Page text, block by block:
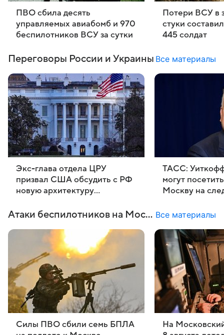
ПВО сбила десять
управляемых авиабомб и 970
беспилотников ВСУ за сутки
Потери ВСУ в
стуки
445 солдат
Переговоры России и Украины⁠ Все материалы
Экс-глава отдела ЦРУ
призвал США обсудить с РФ
новую архитектуру
ТАСС:
могут
Москву на
Атаки беспилотников на Москву Все материалы
Силы ПВО сбили семь БПЛА
На